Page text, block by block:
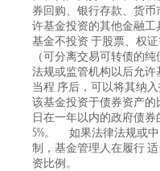
券回购、银行存款、货
许基金投资的其他金融
基金不投资 于股票、权
（可分离交易可转债的
法规或监管机构以后允
当程 序后，可以将其纳
该基金投资于债券资产的
日在一年以内的政府债
5%。 如果法律法规或
制，基金管理人在履行
资比例。